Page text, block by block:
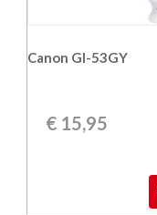
Canon GI-53GY
€ 15,95